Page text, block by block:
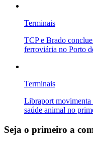
Terminais
TCP e Brado
ferroviária no Porto
Terminais
Libraport movimenta
saúde animal no
Seja o primeiro a